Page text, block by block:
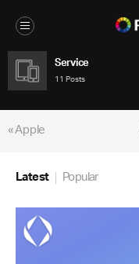
Service
11 Posts
« Apple
Latest Popular